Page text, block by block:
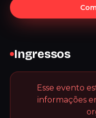
Ingressos
Esse evento
informações